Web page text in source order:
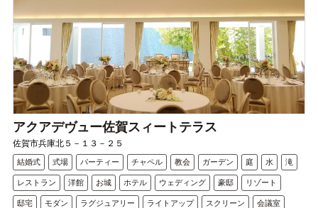
アクアデヴュー佐賀スィートテラス
佐賀市兵庫北５－１３－２５
結婚式 式場 パーティー チャペル 教会 ガーデン 庭 水 滝
レストラン 洋館 お城 ホテル ウェディング 豪邸 リゾート
邸宅 モダン ラグジュアリー ライトアップ スクリーン 会議室